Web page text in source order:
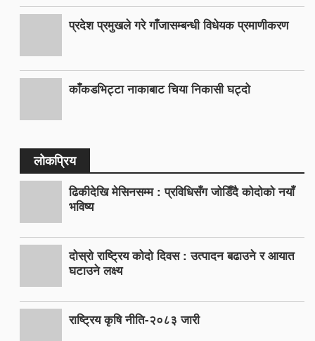
प्रदेश प्रमुखले गरे गाँजासम्बन्धी विधेयक प्रमाणीकरण
काँकडभिट्टा नाकाबाट चिया निकासी घट्दो
लोकप्रिय
ढिकीदेखि मेसिनसम्म : प्रविधिसँग जोडिँदै कोदोको नयाँ
भविष्य
दोस्रो राष्ट्रिय कोदो दिवस : उत्पादन बढाउने र आयात
घटाउने लक्ष्य
राष्ट्रिय कृषि नीति-२०८३ जारी